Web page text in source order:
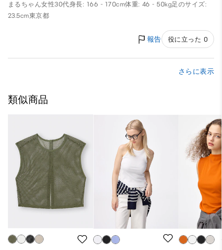
まるちゃん女性30代身長: 166 - 170cm体重: 46 - 50kg足のサイズ:
23.5cm東京都
報告 役に立った 0
さらに表示
類似商品